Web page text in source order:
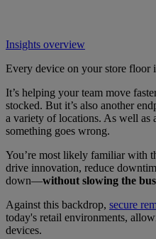
Insights overview
Every device on your store floor
It’s helping your team move
stocked. But it’s also another
a variety of locations. As well
something goes wrong.
You’re most likely familiar with
drive innovation, reduce
down—without slowing the
Against this backdrop, secure
today's retail environments,
devices.